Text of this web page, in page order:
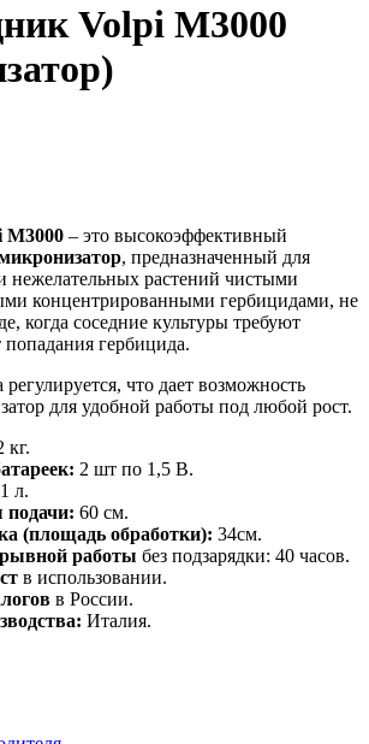
Volpi M3000
M3000 – это высокоэффективный
, предназначенный для
нежелательных растений чистыми
концентрированными гербицидами, не
когда соседние культуры требуют
гербицида.
что дает возможность
для удобной работы под любой рост.
кг.
2 шт по 1,5 В.
1 л.
подачи: 60 см.
(площадь обработки): 34см.
работы без подзарядки: 40 часов.
в использовании.
в России.
Италия.